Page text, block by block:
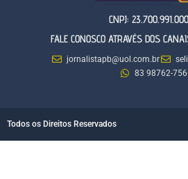
CNPJ:
FALE CONOSCO ATRAVÉS DOS
jornalistapb@uol.com.br
83 98762-
Todos os Direitos Reservados